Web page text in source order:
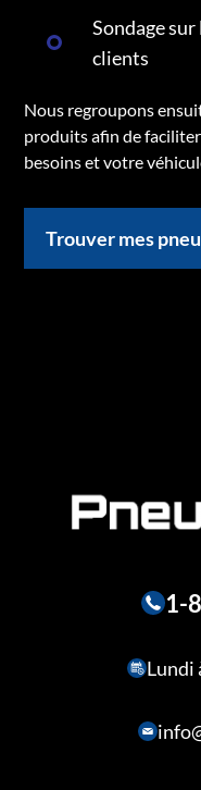
Sondage
clients
Nous regroupons
produits afin de
besoins et votre
Trouver mes
1-
Lundi